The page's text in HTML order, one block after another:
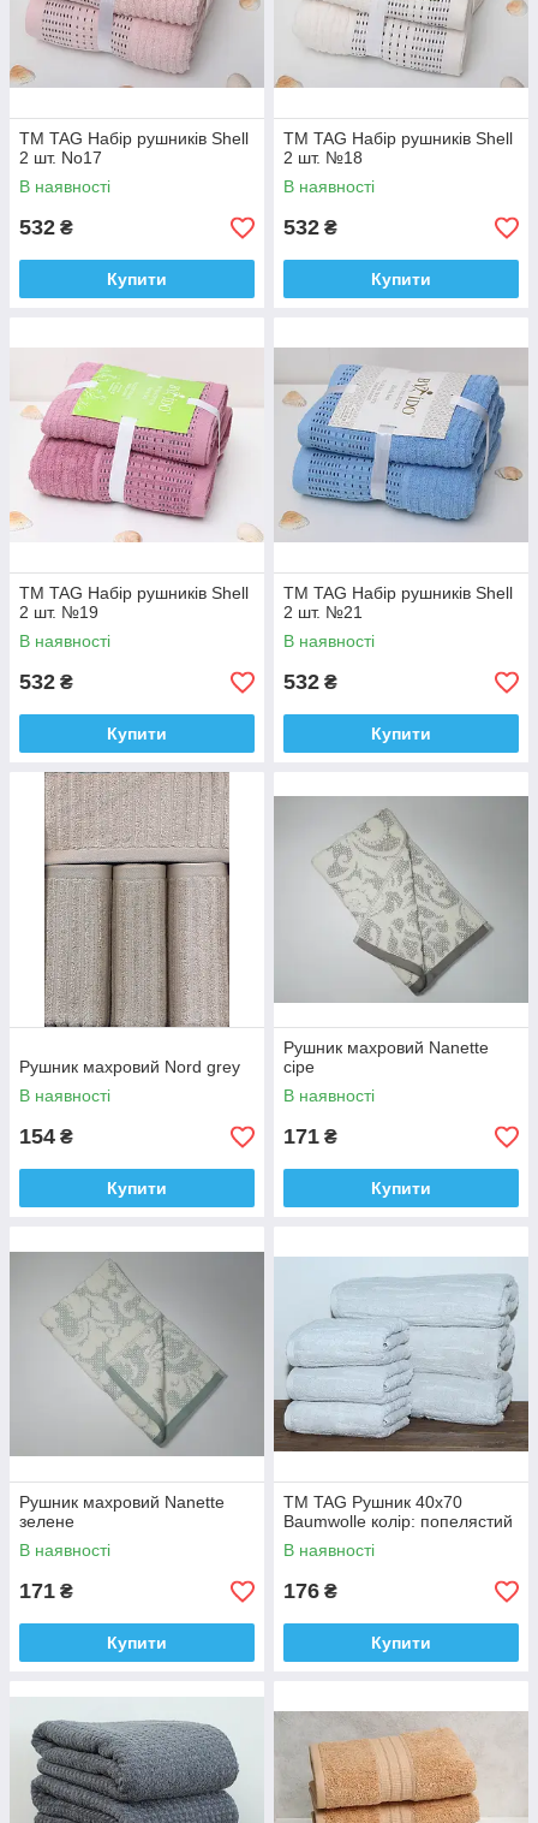
ТМ TAG Набір рушників Shell
2 шт. No17
В наявності
532 ₴
Купити
ТМ TAG Набір рушників Shell
2 шт. №18
В наявності
532 ₴
Купити
ТМ TAG Набір рушників Shell
2 шт. №19
В наявності
532 ₴
Купити
ТМ TAG Набір рушників Shell
2 шт. №21
В наявності
532 ₴
Купити
Рушник махровий Nord grey
В наявності
154 ₴
Купити
Рушник махровий Nanette
сіре
В наявності
171 ₴
Купити
Рушник махровий Nanette
зелене
В наявності
171 ₴
Купити
ТМ TAG Рушник 40х70
Baumwolle колір: попелястий
В наявності
176 ₴
Купити